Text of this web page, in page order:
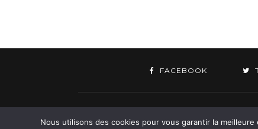
FACEBOOK
Nous utilisons des cookies pour vous garantir la